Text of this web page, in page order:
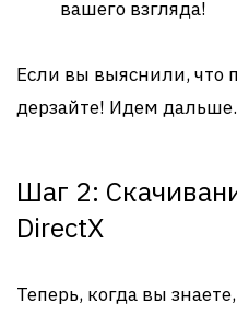
вашего взгляда!
Если вы выяснили, что
дерзайте! Идем дальше.
Шаг 2:
DirectX
Теперь, когда вы